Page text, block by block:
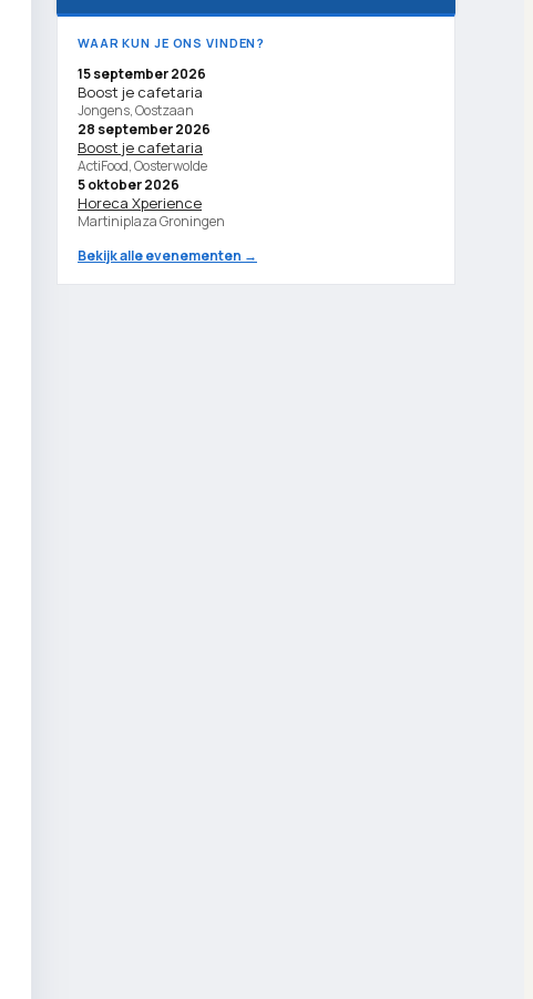
WAAR KUN JE ONS VINDEN?
15 september 2026
Boost je cafetaria
Jongens, Oostzaan
28 september 2026
Boost je cafetaria
ActiFood, Oosterwolde
5 oktober 2026
Horeca Xperience
Martiniplaza Groningen
Bekijk alle evenementen →